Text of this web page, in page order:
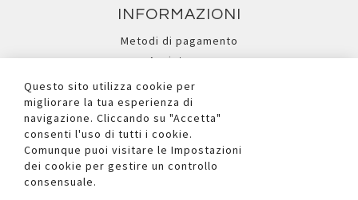
INFORMAZIONI
Metodi di pagamento
Assistenza
Ricerca avanzata
I NOSTRI SOCIAL
Questo sito utilizza cookie per
migliorare la tua esperienza di
navigazione. Cliccando su "Accetta"
consenti l'uso di tutti i cookie.
Comunque puoi visitare le Impostazioni
dei cookie per gestire un controllo
consensuale.